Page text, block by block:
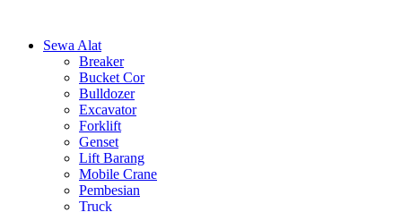
Sewa Alat
Breaker
Bucket Cor
Bulldozer
Excavator
Forklift
Genset
Lift Barang
Mobile Crane
Pembesian
Truck